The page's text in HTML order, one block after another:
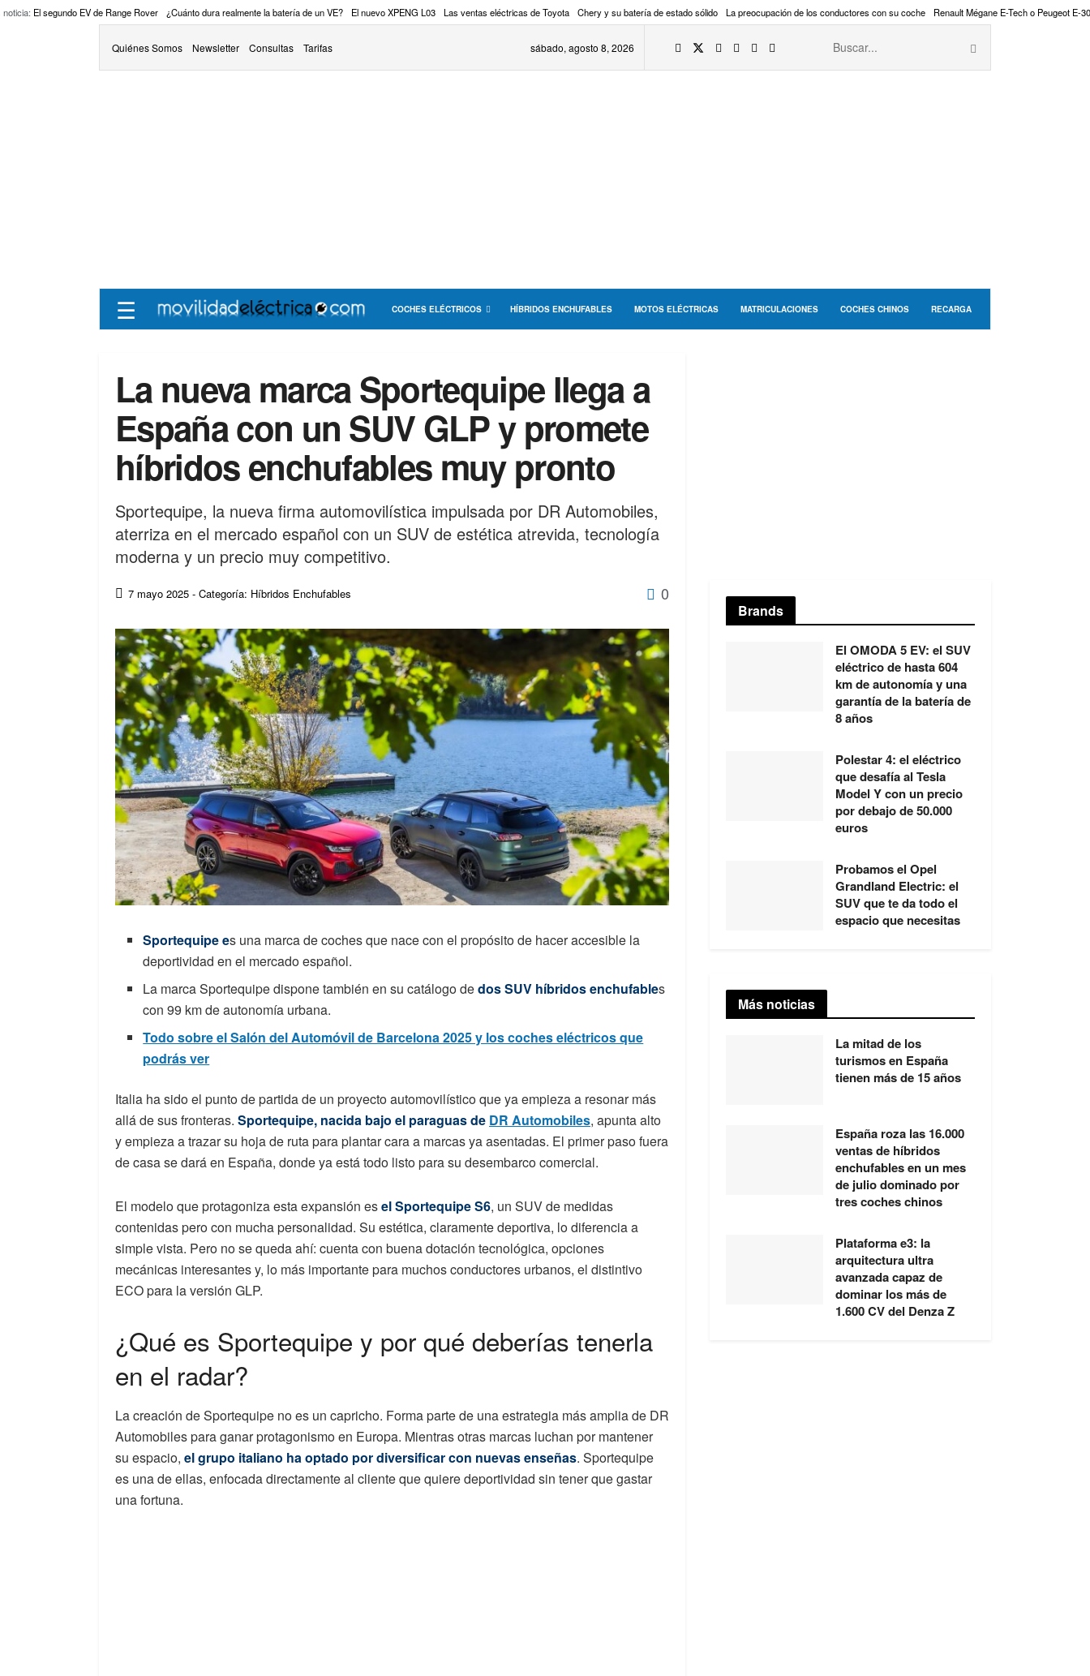
noticia: El segundo EV de Range Rover ¿Cuánto dura realmente la batería de un VE? El nuevo XPENG L03 Las ventas eléctricas de Toyota Chery y su batería de estado sólido La preocupación de los conductores con su coche Renault Mégane E-Tech o Peugeot E-
Quiénes Somos Newsletter Consultas Tarifas sábado, agosto 8, 2026
☰ COCHES ELÉCTRICOS HÍBRIDOS ENCHUFABLES MOTOS ELÉCTRICAS MATRICULACIONES COCHES CHINOS RECARGA
La nueva marca Sportequipe llega a
España con un SUV GLP y promete
híbridos enchufables muy pronto
Sportequipe, la nueva firma automovilística impulsada por DR Automobiles,
aterriza en el mercado español con un SUV de estética atrevida, tecnología
moderna y un precio muy competitivo.
7 mayo 2025 - Categoría: Híbridos Enchufables 0
Sportequipe es una marca de coches que nace con el propósito de hacer accesible la
deportividad en el mercado español.
La marca Sportequipe dispone también en su catálogo dedos SUV híbridos enchufables
con 99 km de autonomía urbana.
Todo sobre el Salón del Automóvil de Barcelona 2025 y los coches eléctricos que
podrás ver
Italia ha sido el punto de partida de un proyecto automovilístico que ya empieza a resonar más
allá de sus fronteras. Sportequipe, nacida bajo el paraguas de DR Automobiles, apunta alto
y empieza a trazar su hoja de ruta para plantar cara a marcas ya asentadas. El primer paso fuera
de casa se dará en España, donde ya está todo listo para su desembarco comercial.
El modelo que protagoniza esta expansión esel Sportequipe S6, un SUV de medidas
contenidas pero con mucha personalidad. Su estética, claramente deportiva, lo diferencia a
simple vista. Pero no se queda ahí: cuenta con buena dotación tecnológica, opciones
mecánicas interesantes y, lo más importante para muchos conductores urbanos, el distintivo
ECO para la versión GLP.
¿Qué es Sportequipe y por qué deberías tenerla
en el radar?
La creación de Sportequipe no es un capricho. Forma parte de una estrategia más amplia de DR
Automobiles para ganar protagonismo en Europa. Mientras otras marcas luchan por mantener
su espacio, el grupo italiano ha optado por diversificar con nuevas enseñas. Sportequipe
es una de ellas, enfocada directamente al cliente que quiere deportividad sin tener que gastar
una fortuna.
Brands
El OMODA 5 EV: el SUV
eléctrico de hasta 604
km de autonomía y una
garantía de la batería de
8 años
Polestar 4: el eléctrico
que desafía al Tesla
Model Y con un precio
por debajo de 50.000
euros
Probamos el Opel
Grandland Electric: el
SUV que te da todo el
espacio que necesitas
Más noticias
La mitad de los
turismos en España
tienen más de 15 años
España roza las 16.000
ventas de híbridos
enchufables en un mes
de julio dominado por
tres coches chinos
Plataforma e3: la
arquitectura ultra
avanzada capaz de
dominar los más de
1.600 CV del Denza Z